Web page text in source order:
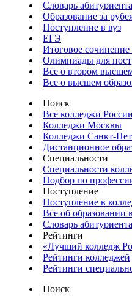
Словарь абитуриента
Образование за
Поступление в вуз
ЕГЭ
Итоговое
Олимпиады для
Все о втором
Все о высшем
Поиск
Все колледжи России
Колледжи Москвы
Колледжи Санкт-
Дистанционное
Специальности
Специальности
Подбор по
Поступление
Поступление в
Все об образовании
Словарь абитуриента
Рейтинги
«Лучший колледж
Рейтинги колледжей
Рейтинги
Поиск